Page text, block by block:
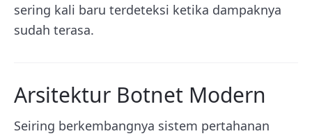
sering kali baru terdeteksi ketika dampaknya
sudah terasa.
Arsitektur Botnet Modern
Seiring berkembangnya sistem pertahanan